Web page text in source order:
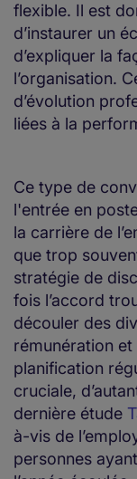
flexible. Il est
d’instaurer un
d’expliquer la
l’organisation.
d’évolution
liées à la
Ce type de
l'entrée en
la carrière de
que trop
stratégie de
fois l’accord
découler des
rémunération et
planification
cruciale,
dernière étude
à-vis de
personnes